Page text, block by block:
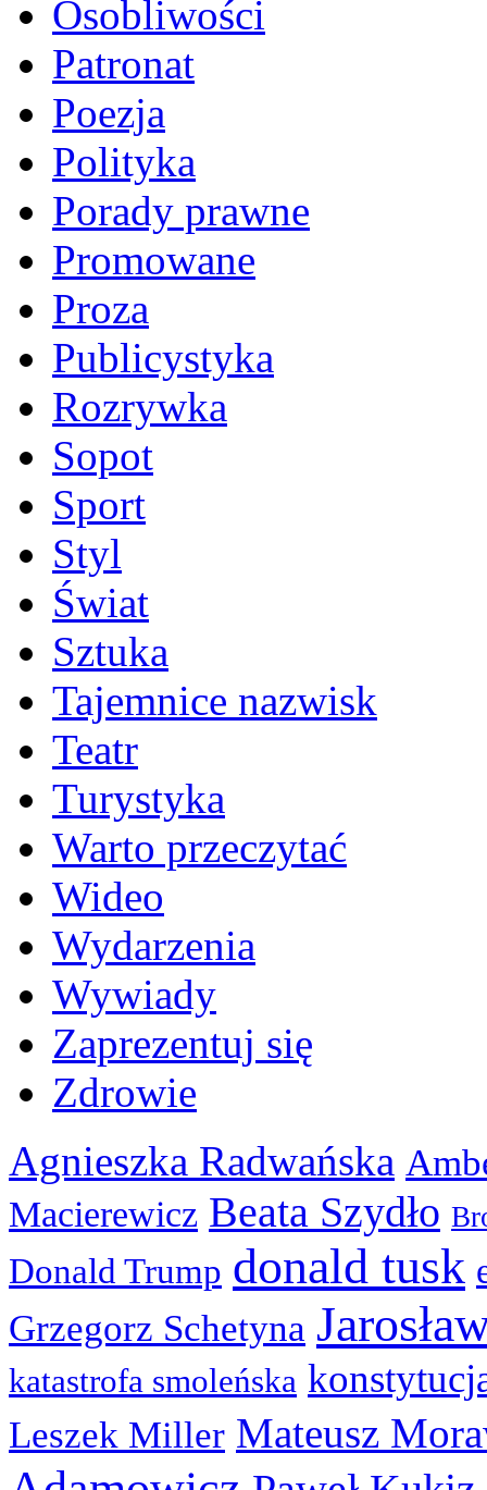
Osobliwości
Patronat
Poezja
Polityka
Porady prawne
Promowane
Proza
Publicystyka
Rozrywka
Sopot
Sport
Styl
Świat
Sztuka
Tajemnice nazwisk
Teatr
Turystyka
Warto przeczytać
Wideo
Wydarzenia
Wywiady
Zaprezentuj się
Zdrowie
Agnieszka Radwańska
Macierewicz Beata Szydło
Donald Trump donald tusk
Grzegorz Schetyna
katastrofa smoleńska
Leszek Miller Mateusz